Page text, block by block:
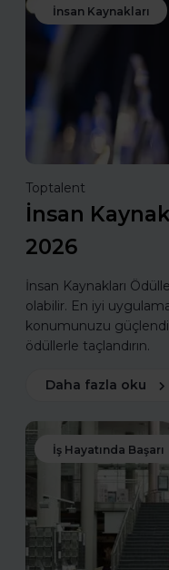
İnsan Kaynakları
Toptalent
İnsan
2026
İnsan Kaynakları
olabilir. En iyi
konumunuzu
ödüllerle taçlandırın.
Daha fazla oku
İş Hayatında Başarı